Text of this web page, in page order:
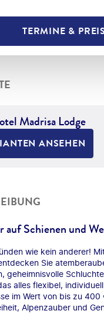
TERMINE &
Madrisa Lodge
ANSEHEN
auf Schienen und
wie kein anderer!
Sie
geheimnisvolle
alles flexibel,
im Wert von bis zu 400
Alpenzauber und